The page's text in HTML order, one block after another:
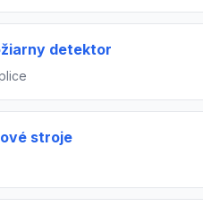
detektor
stroje